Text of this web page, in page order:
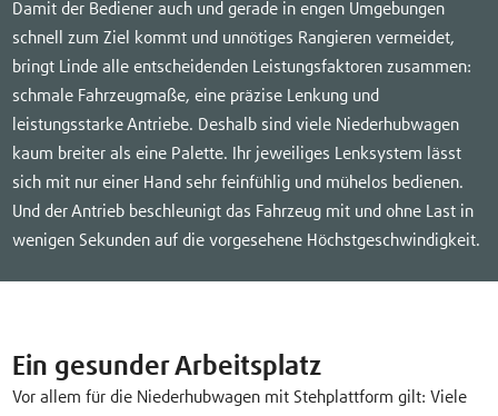
Damit der Bediener auch und gerade in engen Umgebungen
schnell zum Ziel kommt und unnötiges Rangieren vermeidet,
bringt Linde alle entscheidenden Leistungsfaktoren zusammen:
schmale Fahrzeugmaße, eine präzise Lenkung und
leistungsstarke Antriebe. Deshalb sind viele Niederhubwagen
kaum breiter als eine Palette. Ihr jeweiliges Lenksystem lässt
sich mit nur einer Hand sehr feinfühlig und mühelos bedienen.
Und der Antrieb beschleunigt das Fahrzeug mit und ohne Last in
wenigen Sekunden auf die vorgesehene Höchstgeschwindigkeit.
Ein gesunder Arbeitsplatz
Vor allem für die Niederhubwagen mit Stehplattform gilt: Viele